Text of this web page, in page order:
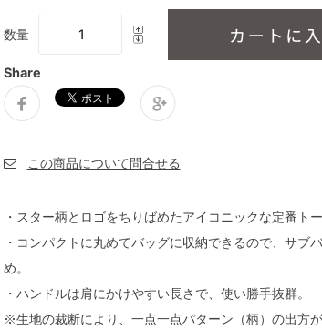
数量
Share
・スター柄とロゴをちりばめたアイコニックな定番トー
・コンパクトに丸めてバッグに収納できるので、サブ
め。
・ハンドルは肩にかけやすい長さで、使い勝手抜群。
※生地の裁断により、一点一点パターン（柄）の出方